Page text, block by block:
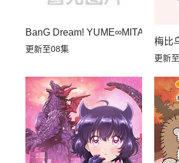
BanG Dream! YUME∞MITA
更新至08集
梅比
更新